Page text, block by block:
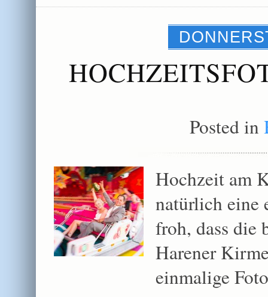
Posted in
Hochzeit am
natürlich eine
froh, dass die
Harener
einmalige